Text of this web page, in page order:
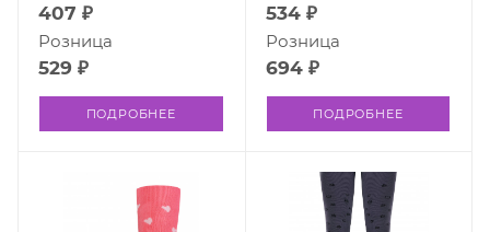
407 ₽
529 ₽
Розница
ПОДРОБНЕЕ
534 ₽
694 ₽
Розница
ПОДРОБНЕЕ